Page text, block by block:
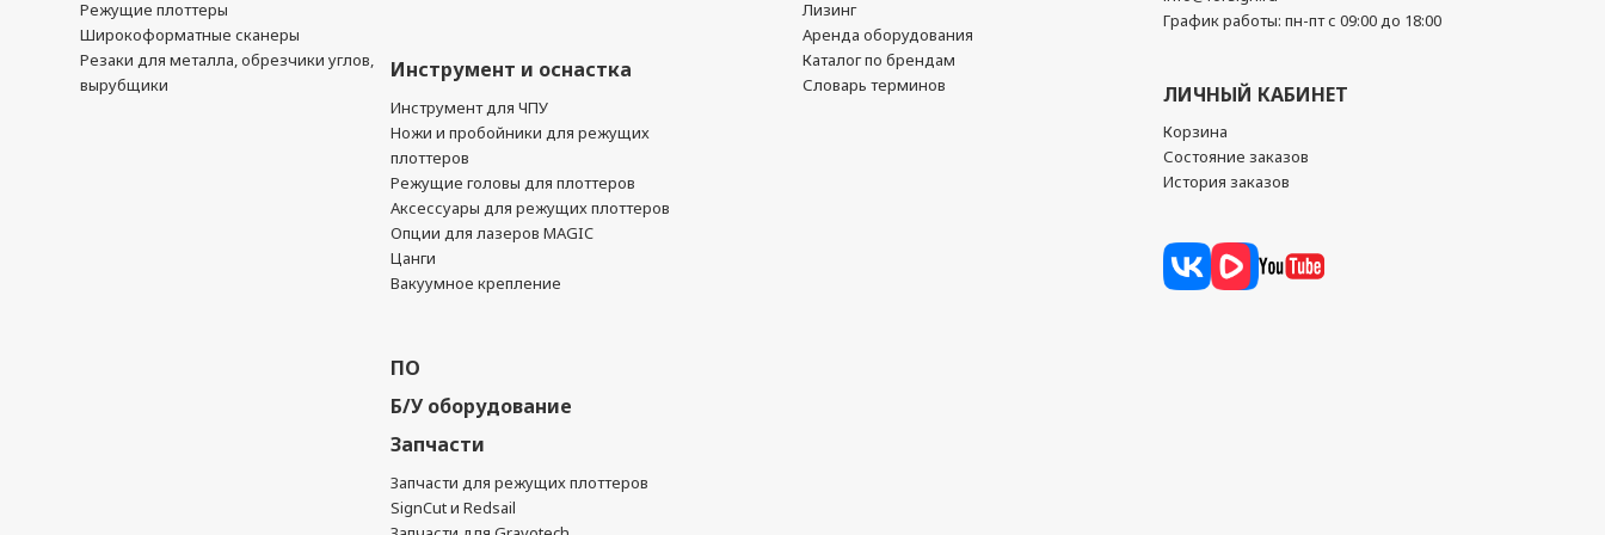
Режущие плоттеры
Широкоформатные сканеры
Резаки для металла, обрезчики углов,
вырубщики
Инструмент и оснастка
Инструмент для ЧПУ
Ножи и пробойники для режущих
плоттеров
Режущие головы для плоттеров
Аксессуары для режущих плоттеров
Опции для лазеров MAGIC
Цанги
Вакуумное крепление
ПО
Б/У оборудование
Запчасти
Запчасти для режущих плоттеров
SignCut и Redsail
Лизинг
Аренда оборудования
Каталог по брендам
Словарь терминов
График работы: пн-пт с 09:00 до 18:00
ЛИЧНЫЙ КАБИНЕТ
Корзина
Состояние заказов
История заказов